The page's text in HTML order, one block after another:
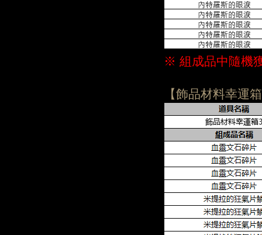
※ 組成品中隨機
【飾品材料幸運